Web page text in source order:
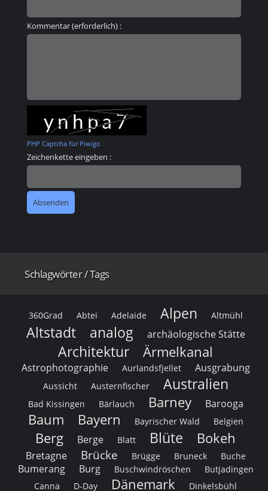
Kommentar (erforderlich) :
PHP Captcha für Piwigo
Zeichenkette eingeben :
Schlagwörter / Tags
360Grad Abtei Adelaide Alpen Altmühl
Altstadt analog archäologische Stätte
Architektur Ärmelkanal
Astrophotographie Aurlandsfjellet Ausgrabung
Aussicht Austernfischer Australien
Bad Kissingen Bärlauch Barney Barooga
Baum Bayern Bayrischer Wald Belgien
Berg Berge Blatt Blüte Bokeh
Bretagne Brücke Brügge Bruneck Buche
Bumerang Burg Buschwindröschen
Butjadingen
Canna
D-Day Dänemark Dinkelsbühl